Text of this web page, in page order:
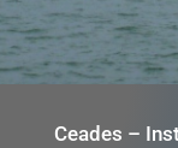
Ceades –